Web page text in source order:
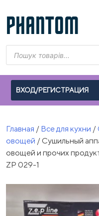
to
content
PHANTOM
Поиск
товаров
ВХОД/РЕГИСТРАЦИЯ
Главная / Все для кухни /
овощей / Сушильный
овощей и прочих
ZP 029-1